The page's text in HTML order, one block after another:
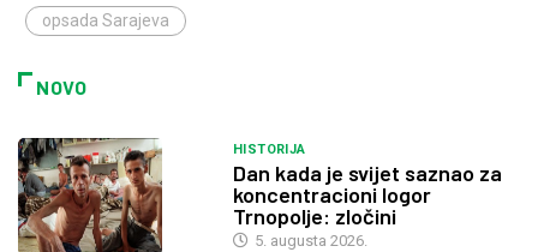
opsada Sarajeva
NOVO
HISTORIJA
Dan kada je svijet saznao za
koncentracioni logor
Trnopolje: zločini
5. augusta 2026.